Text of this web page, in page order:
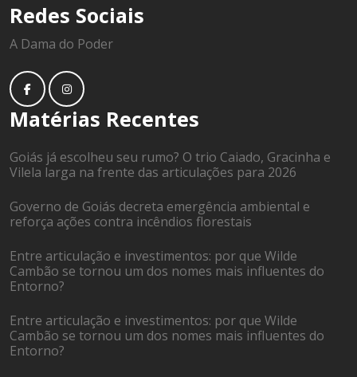
Redes Sociais
A Dama do Poder
Matérias Recentes
Goiás já escolheu seu rumo? O trio Caiado, Gracinha e
Vilela larga na frente das articulações para 2026
Governo de Goiás decreta emergência ambiental e
reforça ações contra incêndios florestais
Entre articulação e investimentos: por que Wilde
Cambão se tornou um dos nomes mais influentes do
Entorno?
Entre articulação e investimentos: por que Wilde
Cambão se tornou um dos nomes mais influentes do
Entorno?